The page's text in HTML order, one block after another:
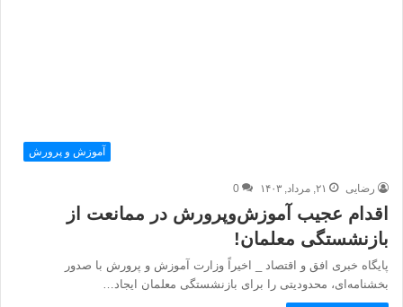
آموزش و پرورش
رضایی ۲۱, مرداد, ۱۴۰۳ 0
اقدام عجیب آموزش‌و‌پرورش در ممانعت از
بازنشستگی معلمان!
پایگاه خبری افق و اقتصاد _ اخیراً وزارت آموزش و پرورش با صدور
بخشنامه‌ای، محدودیتی را برای بازنشستگی معلمان ایجاد…